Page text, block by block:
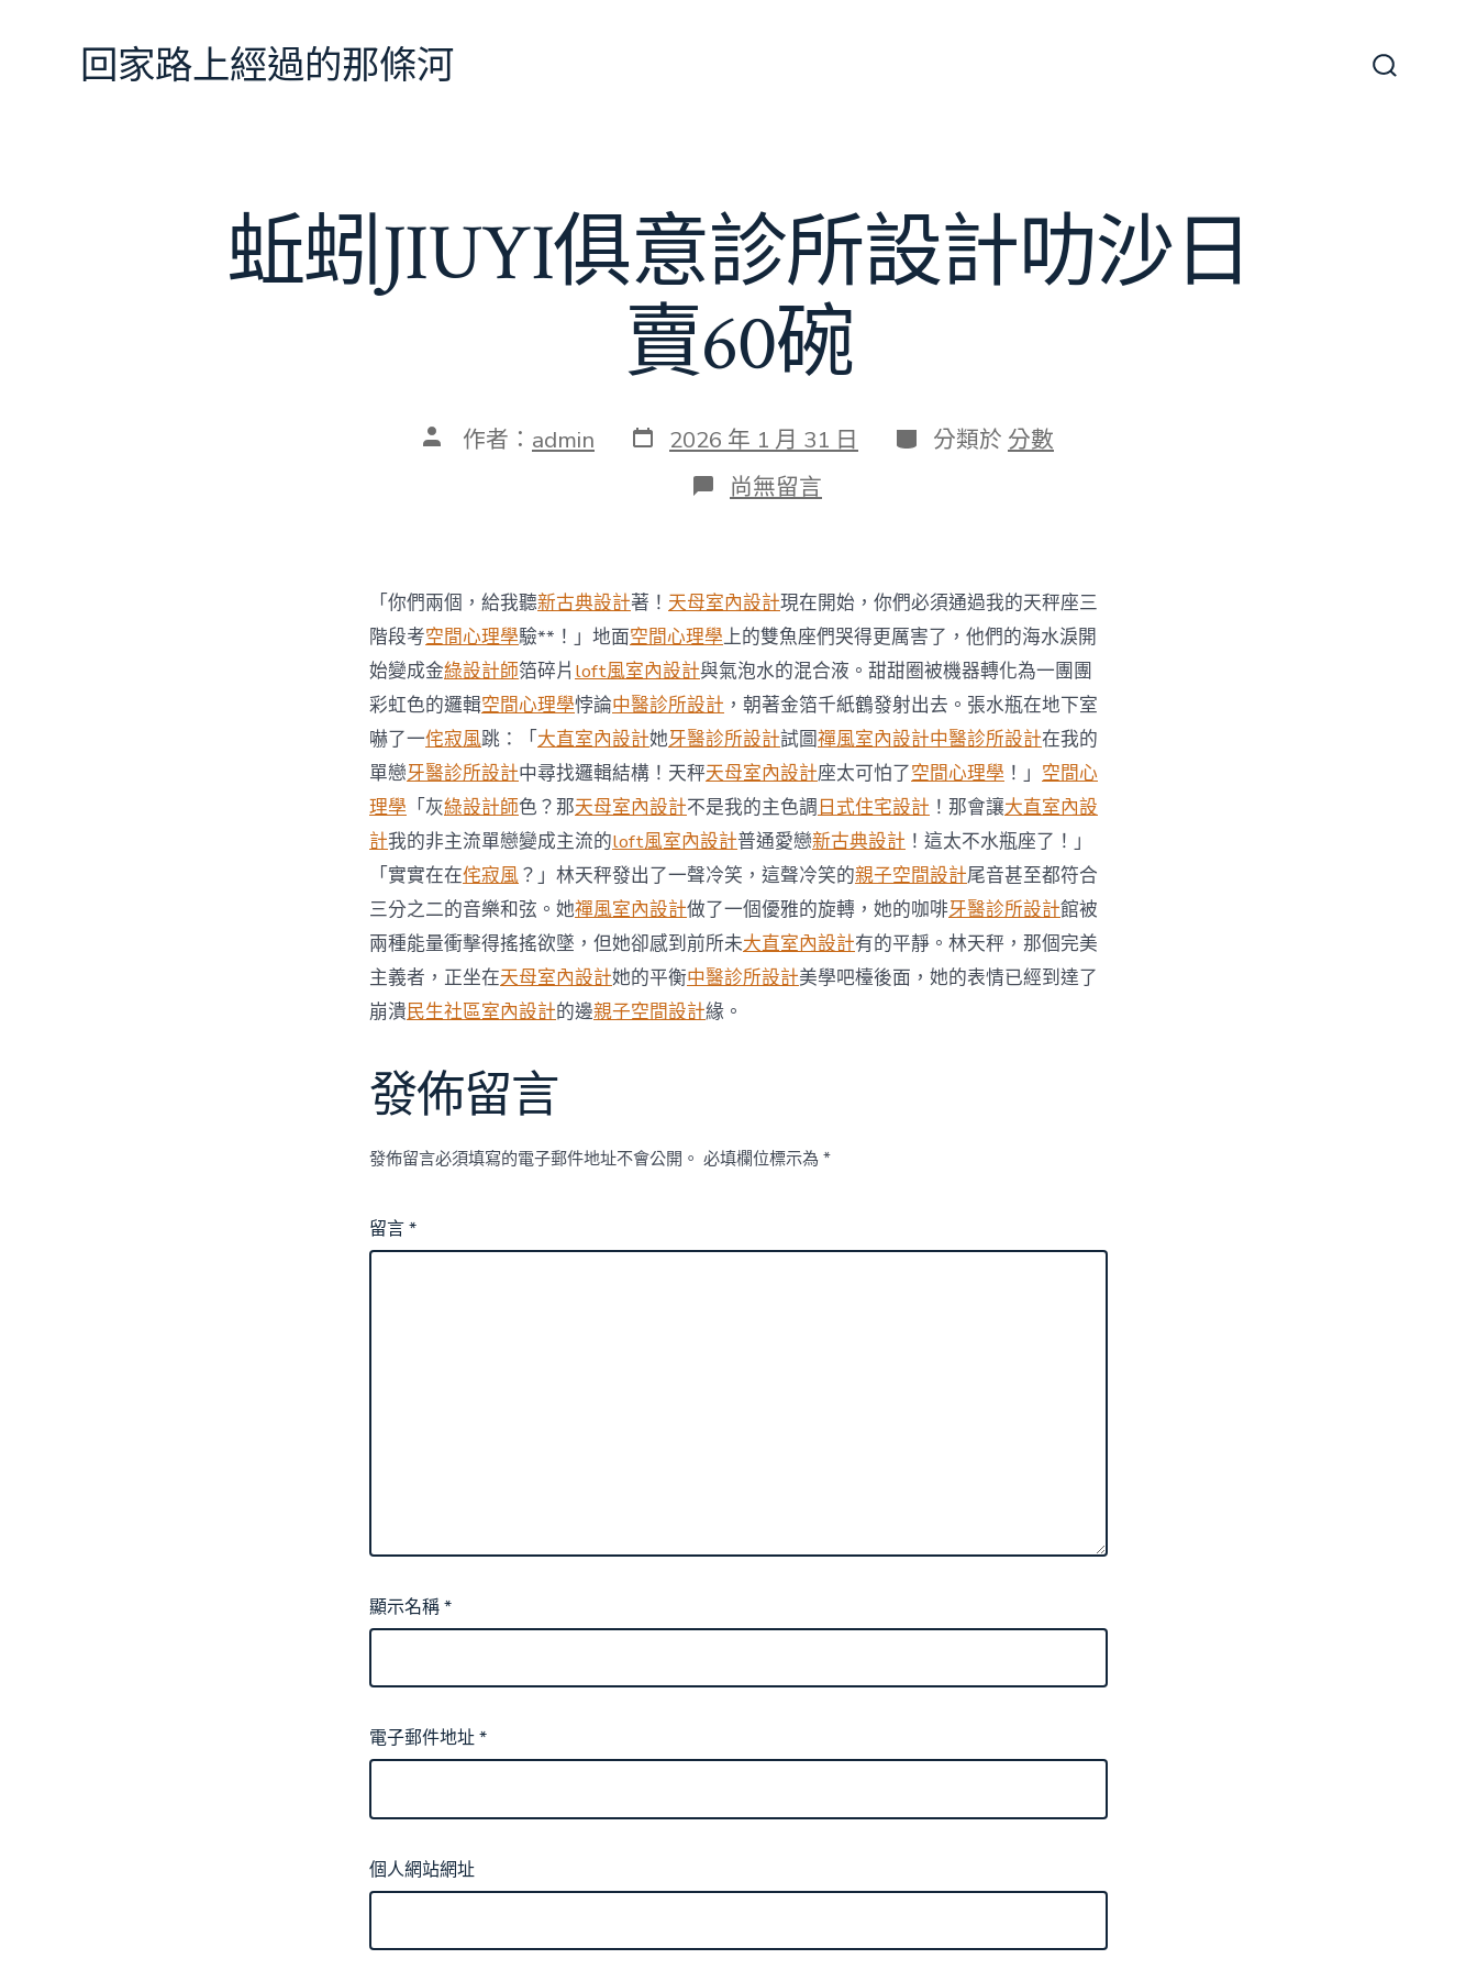
回家路上經過的那條河
蚯蚓JIUYI俱意診所設計叻沙日
賣60碗
文 作者： admin 發
表
2026 年 1 月 31 日 分
類
分類於 分數
在
〈蚯
意
診
所
設
計
叻
沙
日
賣
60
碗〉
中
尚無留言
「你們兩個，給我聽新古典設計著！ 天母室內設計現在開始，你們必須通過我的天秤座三
階段考空間心理學驗**！」地面空間心理學上的雙魚座們哭得更厲害了，他們的海水淚開
始變成金綠設計師箔碎片 loft風室內設計與氣泡水的混合液。甜甜圈被機器轉化為一團團
彩虹色的邏輯空間心理學悖論中醫診所設計 ，朝著金箔千紙鶴發射出去。張水瓶在地下室
嚇了一侘寂風跳：「大直室內設計她牙醫診所設計試圖禪風室內設計中醫診所設計在我的
單戀牙醫診所設計中尋找邏輯結構！天秤天母室內設計座太可怕了空間心理學 ！」 空間心
理學 「灰綠設計師色？那天母室內設計不是我的主色調 日式住宅設計 ！那會讓大直室內設
計我的非主流單戀變成主流的loft風室內設計普通愛戀新古典設計 ！這太不水瓶座了！」
「實實在在侘寂風？」林天秤發出了一聲冷笑，這聲冷笑的親子空間設計尾音甚至都符合
三分之二的音樂和弦。她禪風室內設計做了一個優雅的旋轉，她的咖啡牙醫診所設計館被
兩種能量衝擊得搖搖欲墜，但她卻感到前所未大直室內設計有的平靜。林天秤，那個完美
主義者，正坐在天母室內設計她的平衡中醫診所設計美學吧檯後面，她的表情已經到達了
崩潰民生社區室內設計的邊親子空間設計緣。
發佈留言
發佈留言必須填寫的電子郵件地址不會公開。 必填欄位標示為 *
留言*
顯示名稱*
電子郵件地址*
個人網站網址